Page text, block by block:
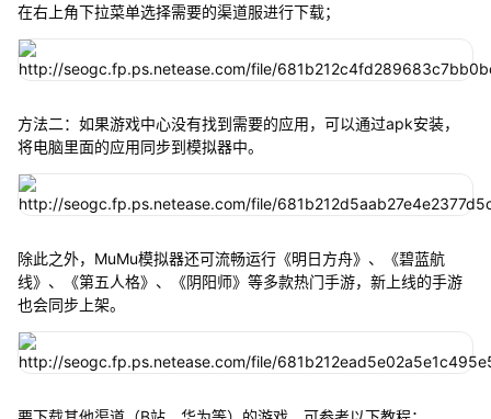
在右上角下拉菜单选择需要的渠道服进行下载；
方法二：如果游戏中心没有找到需要的应用，可以通过apk安装，
将电脑里面的应用同步到模拟器中。
除此之外，MuMu模拟器还可流畅运行《明日方舟》、《碧蓝航
线》、《第五人格》、《阴阳师》等多款热门手游，新上线的手游
也会同步上架。